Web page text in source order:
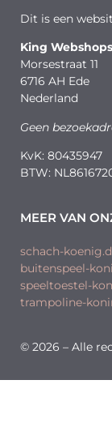
Dit is een
King Webshops
Morsestraat 11
6716 AH Ede
Nederland
Geen
KvK: 80435947
BTW:
MEER VAN
schach-
buitenspeel-
speeltoestel-
trampoline-
© 2026 – Alle